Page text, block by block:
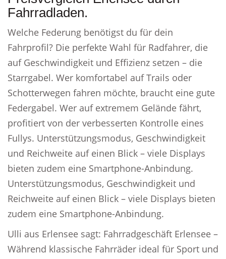
Fahrradladen.
Welche Federung benötigst du für dein
Fahrprofil? Die perfekte Wahl für Radfahrer, die
auf Geschwindigkeit und Effizienz setzen – die
Starrgabel. Wer komfortabel auf Trails oder
Schotterwegen fahren möchte, braucht eine gute
Federgabel. Wer auf extremem Gelände fährt,
profitiert von der verbesserten Kontrolle eines
Fullys. Unterstützungsmodus, Geschwindigkeit
und Reichweite auf einen Blick – viele Displays
bieten zudem eine Smartphone-Anbindung.
Unterstützungsmodus, Geschwindigkeit und
Reichweite auf einen Blick – viele Displays bieten
zudem eine Smartphone-Anbindung.
Ulli aus Erlensee sagt: Fahrradgeschäft Erlensee –
Während klassische Fahrräder ideal für Sport und